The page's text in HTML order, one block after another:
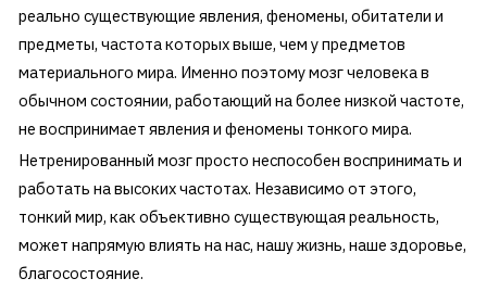
реально существующие явления, феномены, обитатели и
предметы, частота которых выше, чем у предметов
материального мира. Именно поэтому мозг человека в
обычном состоянии, работающий на более низкой частоте,
не воспринимает явления и феномены тонкого мира.
Нетренированный мозг просто неспособен воспринимать и
работать на высоких частотах. Независимо от этого,
тонкий мир, как объективно существующая реальность,
может напрямую влиять на нас, нашу жизнь, наше здоровье,
благосостояние.